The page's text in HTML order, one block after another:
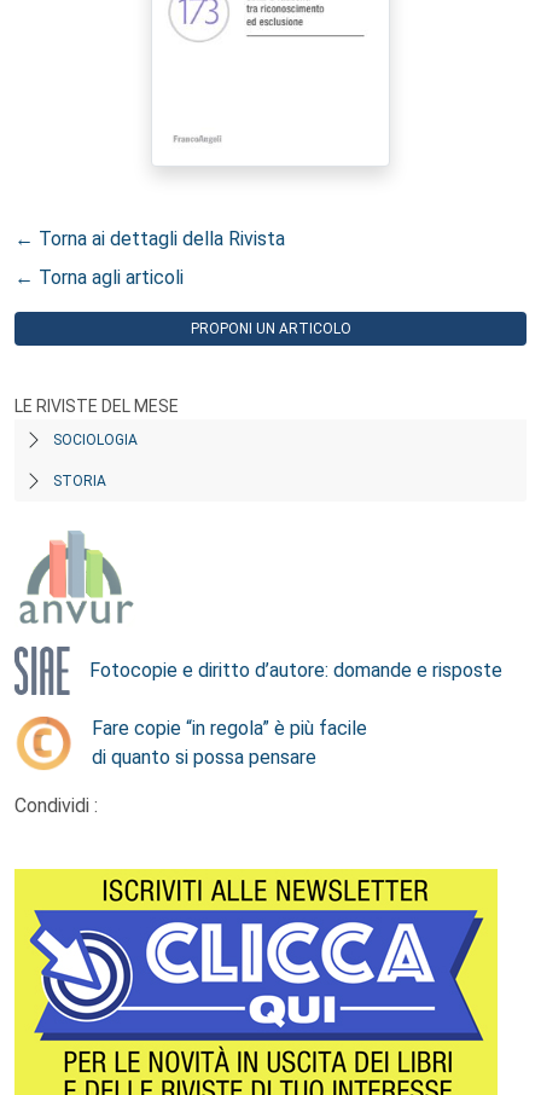
← Torna ai dettagli della Rivista
← Torna agli articoli
PROPONI UN ARTICOLO
LE RIVISTE DEL MESE
SOCIOLOGIA
STORIA
Fotocopie e diritto d’autore: domande e risposte
Fare copie “in regola” è più facile
di quanto si possa pensare
Condividi :